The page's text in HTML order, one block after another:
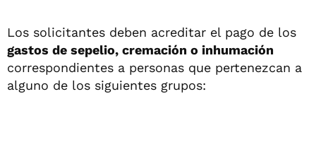
Los solicitantes deben acreditar el pago de los
gastos de sepelio, cremación o inhumación
correspondientes a personas que pertenezcan a
alguno de los siguientes grupos: